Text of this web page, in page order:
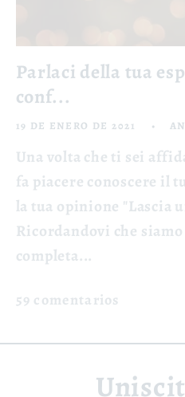
Parlaci della tua
conf...
19 DE ENERO DE 2021
Una volta che ti sei
fa piacere conoscere il
la tua opinione "Lascia
Ricordandovi che
completa...
59 comentarios